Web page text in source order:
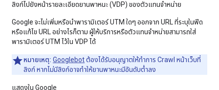
ลิงก์ไปยังหน้ารายละเอียดยานพาหนะ (VDP) ของตัวแทนจำหน่าย
Google จะไม่เพิ่มหรือนําพารามิเตอร์ UTM ใดๆ ออกจาก URL ที่ระบุในฟีด
หรือแก้ไข URL อย่างไรก็ตาม ผู้ให้บริการหรือตัวแทนจําหน่ายสามารถใส่
พารามิเตอร์ UTM ไว้ใน VDP ได้
หมายเหตุ: Googlebotต้องได้รับอนุญาตให้ทำการ Crawl หน้าเว็บที่
ลิงก์ หากไม่มีลิงก์อาจทำให้ยานพาหนะมีอันดับต่ำลง
แสดงใน Google